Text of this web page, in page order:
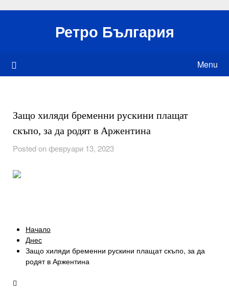
Ретро България
Menu
Защо хиляди бременни рускини плащат
скъпо, за да родят в Аржентина
Posted on февруари 13, 2023
Начало
Днес
Защо хиляди бременни рускини плащат скъпо, за да
родят в Аржентина